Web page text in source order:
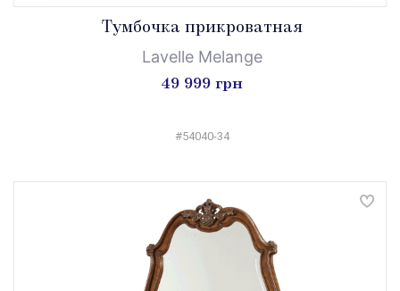
Тумбочка прикроватная
Lavelle Melange
49 999 грн
#54040-34